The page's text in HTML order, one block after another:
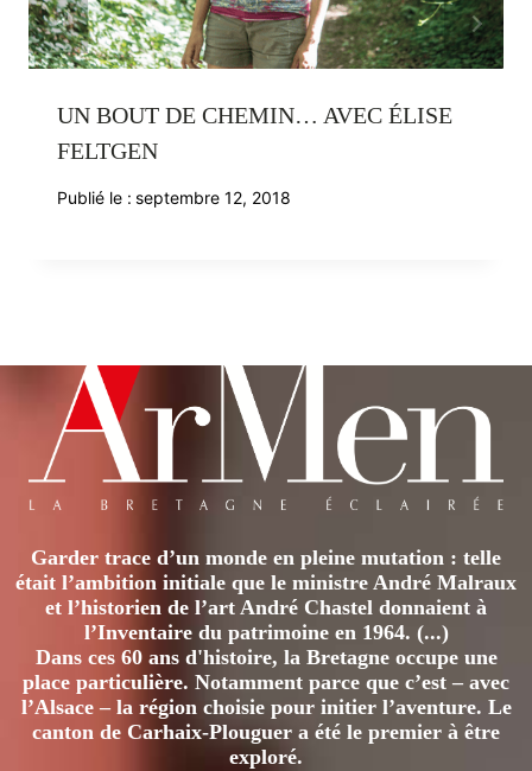
UN BOUT DE CHEMIN… AVEC ÉLISE
FELTGEN
Publié le : septembre 12, 2018
Garder trace d’un monde en pleine mutation : telle
était l’ambition initiale que le ministre André Malraux
et l’historien de l’art André Chastel donnaient à
l’Inventaire du patrimoine en 1964. (...)
Dans ces 60 ans d'histoire, la Bretagne occupe une
place particulière. Notamment parce que c’est – avec
l’Alsace – la région choisie pour initier l’aventure. Le
canton de Carhaix-Plouguer a été le premier à être
exploré.